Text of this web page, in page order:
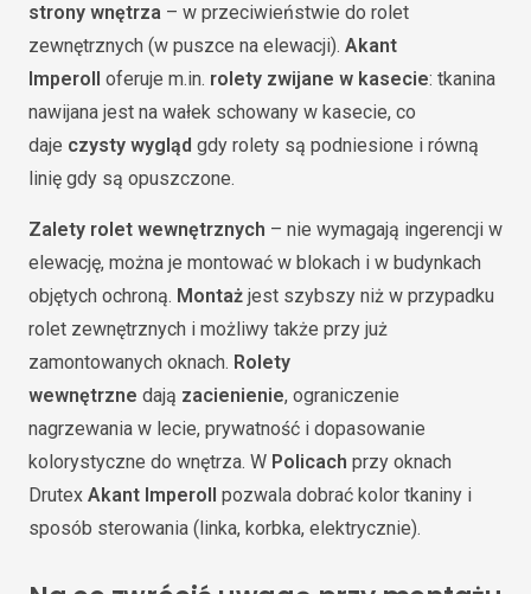
strony wnętrza – w przeciwieństwie do rolet
zewnętrznych (w puszce na elewacji). Akant
Imperoll oferuje m.in. rolety zwijane w kasecie: tkanina
nawijana jest na wałek schowany w kasecie, co
daje czysty wygląd gdy rolety są podniesione i równą
linię gdy są opuszczone.
Zalety rolet wewnętrznych – nie wymagają ingerencji w
elewację, można je montować w blokach i w budynkach
objętych ochroną. Montaż jest szybszy niż w przypadku
rolet zewnętrznych i możliwy także przy już
zamontowanych oknach. Rolety
wewnętrzne dają zacienienie, ograniczenie
nagrzewania w lecie, prywatność i dopasowanie
kolorystyczne do wnętrza. W Policach przy oknach
Drutex Akant Imperoll pozwala dobrać kolor tkaniny i
sposób sterowania (linka, korbka, elektrycznie).